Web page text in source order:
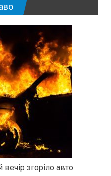
згоріло авто